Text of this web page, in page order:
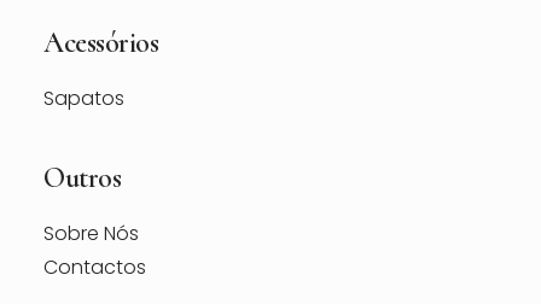
Acessórios
Sapatos
Outros
Sobre Nós
Contactos